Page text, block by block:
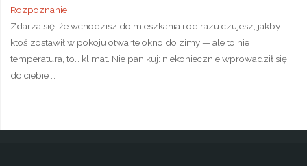
Rozpoznanie
Zdarza się, że wchodzisz do mieszkania i od razu czujesz, jakby
ktoś zostawił w pokoju otwarte okno do zimy — ale to nie
temperatura, to… klimat. Nie panikuj: niekoniecznie wprowadził się
do ciebie …